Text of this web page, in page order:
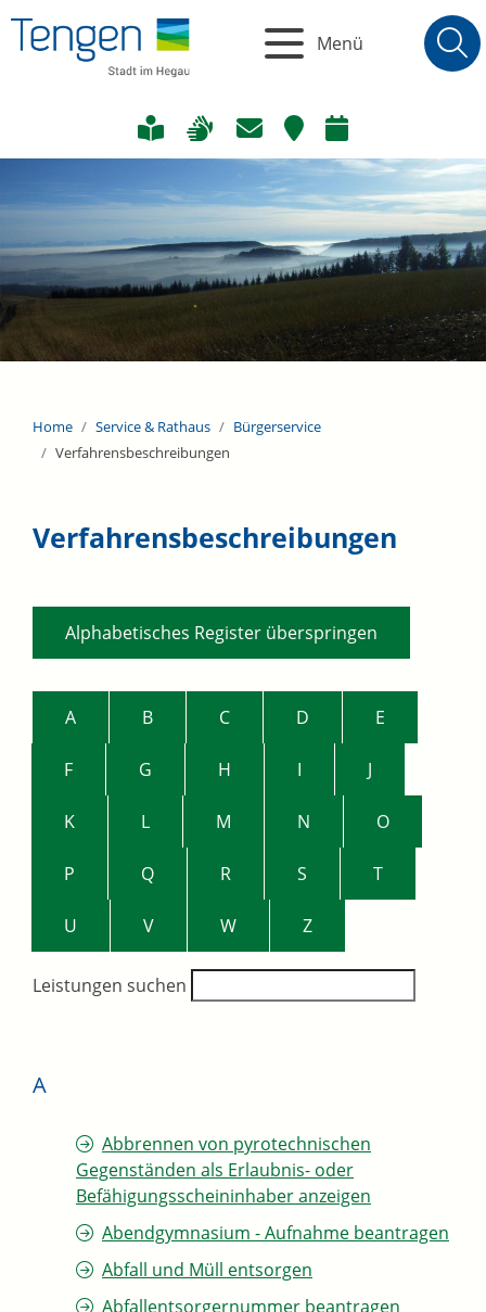
Menü
Home Service & Rathaus
Bürgerservice
Verfahrensbeschreibungen
Verfahrensbeschreibungen
Alphabetisches Register überspringen
A B C D E
F G H I J
K L M N O
P Q R S T
U V W Z
Leistungen suchen
A
Abbrennen von pyrotechnischen
Gegenständen als Erlaubnis- oder
Befähigungsscheininhaber anzeigen
Abendgymnasium - Aufnahme beantragen
Abfall und Müll entsorgen
Abfallentsorgernummer beantragen